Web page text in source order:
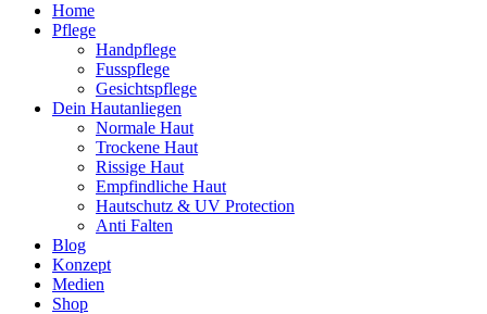
Home
Pflege
Handpflege
Fusspflege
Gesichtspflege
Dein Hautanliegen
Normale Haut
Trockene Haut
Rissige Haut
Empfindliche Haut
Hautschutz & UV Protection
Anti Falten
Blog
Konzept
Medien
Shop